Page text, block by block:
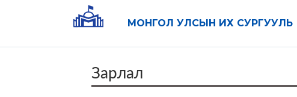
МОНГОЛ УЛСЫН ИХ СУРГУУЛЬ
Зарлал